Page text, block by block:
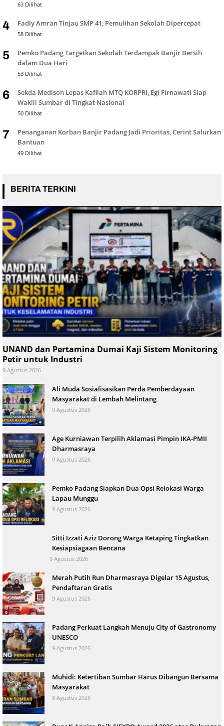
63 Dilihat
4 Fadly Amran Tinjau SMP 41, Pemulihan Sekolah Dipercepat
58 Dilihat
5
Pemko Padang Targetkan Sekolah Terdampak Banjir Bersih
dalam Dua Hari
53 Dilihat
6
Sekda Medison Lepas Kafilah MTQ KORPRI, Egi Firnawati Siap
Wakili Sumbar di Tingkat Nasional
50 Dilihat
7
Penanganan Korban Banjir Padang Jadi Prioritas, Cerint Salurkan
Bantuan
49 Dilihat
BERITA TERKINI
UNAND dan Pertamina Dumai Kaji Sistem Monitoring
Petir untuk Industri
9 Agustus 2026
Ali Muda Sosialisasikan Perda Pemberdayaan
Masyarakat di Lembah Melintang
9 Agustus 2026
Age Kurniawan Terpilih Aklamasi Pimpin IKA-PMII
Dharmasraya
9 Agustus 2026
Pemko Padang Siapkan Dua Opsi Relokasi Warga
Lapau Munggu
9 Agustus 2026
Sitti Izzati Aziz Dorong Warga Ketaping Tingkatkan
Kesiapsiagaan Bencana
9 Agustus 2026
Merah Putih Run Dharmasraya Digelar 15 Agustus,
Pendaftaran Gratis
9 Agustus 2026
Padang Perkuat Langkah Menuju City of Gastronomy
UNESCO
9 Agustus 2026
Muhidi: Ketertiban Sumbar Harus Dibangun Bersama
Masyarakat
8 Agustus 2026